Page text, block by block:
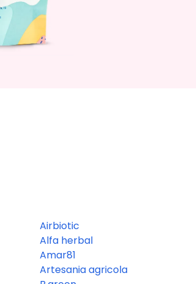
Airbiotic
Alfa herbal
Amar81
Artesania agricola